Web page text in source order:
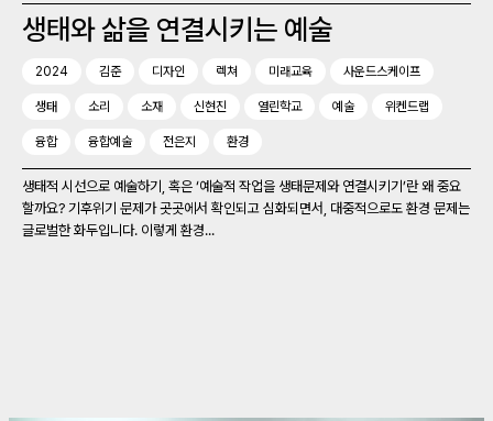
생태와 삶을 연결시키는 예술
2024 김준 디자인 렉쳐 미래교육 사운드스케이프
생태 소리 소재 신현진 열린학교 예술 위켄드랩
융합 융합예술 전은지 환경
생태적 시선으로 예술하기, 혹은 ‘예술적 작업을 생태문제와 연결시키기’란 왜 중요
할까요? 기후위기 문제가 곳곳에서 확인되고 심화되면서, 대중적으로도 환경 문제는
글로벌한 화두입니다. 이렇게 환경...